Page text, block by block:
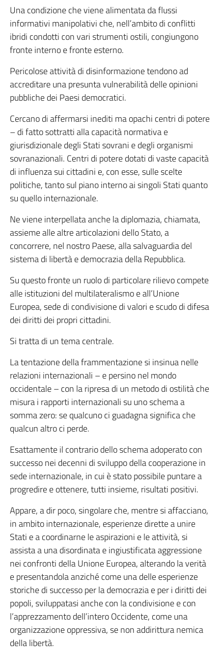
Una condizione che viene alimentata da flussi
informativi manipolativi che, nell’ambito di conflitti
ibridi condotti con vari strumenti ostili, congiungono
fronte interno e fronte esterno.
Pericolose attività di disinformazione tendono ad
accreditare una presunta vulnerabilità delle opinioni
pubbliche dei Paesi democratici.
Cercano di affermarsi inediti ma opachi centri di potere
– di fatto sottratti alla capacità normativa e
giurisdizionale degli Stati sovrani e degli organismi
sovranazionali. Centri di potere dotati di vaste capacità
di influenza sui cittadini e, con esse, sulle scelte
politiche, tanto sul piano interno ai singoli Stati quanto
su quello internazionale.
Ne viene interpellata anche la diplomazia, chiamata,
assieme alle altre articolazioni dello Stato, a
concorrere, nel nostro Paese, alla salvaguardia del
sistema di libertà e democrazia della Repubblica.
Su questo fronte un ruolo di particolare rilievo compete
alle istituzioni del multilateralismo e all’Unione
Europea, sede di condivisione di valori e scudo di difesa
dei diritti dei propri cittadini.
Si tratta di un tema centrale.
La tentazione della frammentazione si insinua nelle
relazioni internazionali – e persino nel mondo
occidentale – con la ripresa di un metodo di ostilità che
misura i rapporti internazionali su uno schema a
somma zero: se qualcuno ci guadagna significa che
qualcun altro ci perde.
Esattamente il contrario dello schema adoperato con
successo nei decenni di sviluppo della cooperazione in
sede internazionale, in cui è stato possibile puntare a
progredire e ottenere, tutti insieme, risultati positivi.
Appare, a dir poco, singolare che, mentre si affacciano,
in ambito internazionale, esperienze dirette a unire
Stati e a coordinarne le aspirazioni e le attività, si
assista a una disordinata e ingiustificata aggressione
nei confronti della Unione Europea, alterando la verità
e presentandola anziché come una delle esperienze
storiche di successo per la democrazia e per i diritti dei
popoli, sviluppatasi anche con la condivisione e con
l’apprezzamento dell’intero Occidente, come una
organizzazione oppressiva, se non addirittura nemica
della libertà.